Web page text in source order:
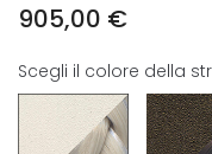
905,00 €
Scegli il colore della